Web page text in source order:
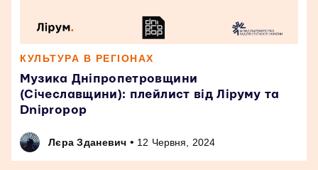
КУЛЬТУРА В РЕГІОНАХ
Музика Дніпропетровщини
(Січеславщини): плейлист від Ліруму та
Dnipropop
Лєра Зданевич • 12 Червня, 2024